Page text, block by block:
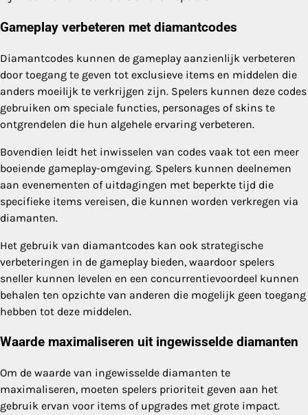
Gameplay verbeteren met diamantcodes
Diamantcodes kunnen de gameplay aanzienlijk verbeteren
door toegang te geven tot exclusieve items en middelen die
anders moeilijk te verkrijgen zijn. Spelers kunnen deze codes
gebruiken om speciale functies, personages of skins te
ontgrendelen die hun algehele ervaring verbeteren.
Bovendien leidt het inwisselen van codes vaak tot een meer
boeiende gameplay-omgeving. Spelers kunnen deelnemen
aan evenementen of uitdagingen met beperkte tijd die
specifieke items vereisen, die kunnen worden verkregen via
diamanten.
Het gebruik van diamantcodes kan ook strategische
verbeteringen in de gameplay bieden, waardoor spelers
sneller kunnen levelen en een concurrentievoordeel kunnen
behalen ten opzichte van anderen die mogelijk geen toegang
hebben tot deze middelen.
Waarde maximaliseren uit ingewisselde diamanten
Om de waarde van ingewisselde diamanten te
maximaliseren, moeten spelers prioriteit geven aan het
gebruik ervan voor items of upgrades met grote impact.